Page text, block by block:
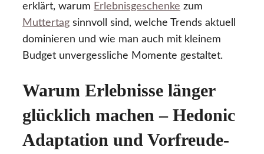
erklärt, warum Erlebnisgeschenke zum
Muttertag sinnvoll sind, welche Trends aktuell
dominieren und wie man auch mit kleinem
Budget unvergessliche Momente gestaltet.
Warum Erlebnisse länger
glücklich machen – Hedonic
Adaptation und Vorfreude-